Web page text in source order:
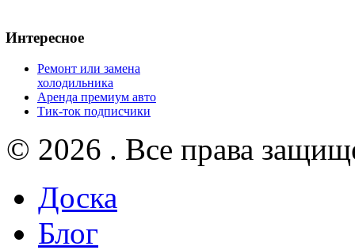
Интересное
Ремонт или замена
холодильника
Аренда премиум авто
Тик-ток подписчики
© 2026 . Все права
Доска
Блог